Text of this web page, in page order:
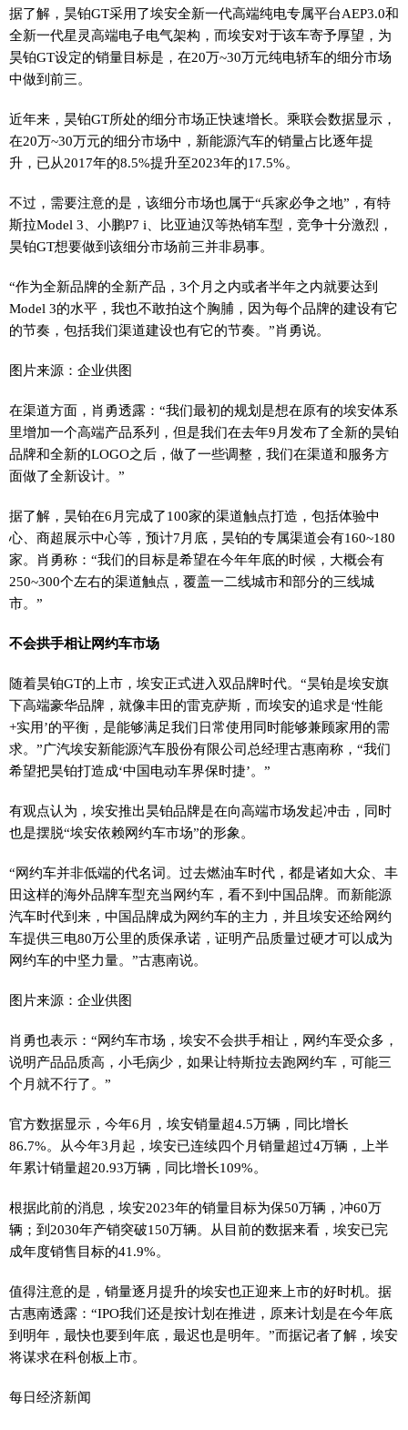
据了解，昊铂GT采用了埃安全新一代高端纯电专属平台AEP3.0和
全新一代星灵高端电子电气架构，而埃安对于该车寄予厚望，为
昊铂GT设定的销量目标是，在20万~30万元纯电轿车的细分市场
中做到前三。
近年来，昊铂GT所处的细分市场正快速增长。乘联会数据显示，
在20万~30万元的细分市场中，新能源汽车的销量占比逐年提
升，已从2017年的8.5%提升至2023年的17.5%。
不过，需要注意的是，该细分市场也属于“兵家必争之地”，有特
斯拉Model 3、小鹏P7 i、比亚迪汉等热销车型，竞争十分激烈，
昊铂GT想要做到该细分市场前三并非易事。
“作为全新品牌的全新产品，3个月之内或者半年之内就要达到
Model 3的水平，我也不敢拍这个胸脯，因为每个品牌的建设有它
的节奏，包括我们渠道建设也有它的节奏。”肖勇说。
图片来源：企业供图
在渠道方面，肖勇透露：“我们最初的规划是想在原有的埃安体系
里增加一个高端产品系列，但是我们在去年9月发布了全新的昊铂
品牌和全新的LOGO之后，做了一些调整，我们在渠道和服务方
面做了全新设计。”
据了解，昊铂在6月完成了100家的渠道触点打造，包括体验中
心、商超展示中心等，预计7月底，昊铂的专属渠道会有160~180
家。肖勇称：“我们的目标是希望在今年年底的时候，大概会有
250~300个左右的渠道触点，覆盖一二线城市和部分的三线城
市。”
不会拱手相让网约车市场
随着昊铂GT的上市，埃安正式进入双品牌时代。“昊铂是埃安旗
下高端豪华品牌，就像丰田的雷克萨斯，而埃安的追求是‘性能
+实用’的平衡，是能够满足我们日常使用同时能够兼顾家用的需
求。”广汽埃安新能源汽车股份有限公司总经理古惠南称，“我们
希望把昊铂打造成‘中国电动车界保时捷’。”
有观点认为，埃安推出昊铂品牌是在向高端市场发起冲击，同时
也是摆脱“埃安依赖网约车市场”的形象。
“网约车并非低端的代名词。过去燃油车时代，都是诸如大众、丰
田这样的海外品牌车型充当网约车，看不到中国品牌。而新能源
汽车时代到来，中国品牌成为网约车的主力，并且埃安还给网约
车提供三电80万公里的质保承诺，证明产品质量过硬才可以成为
网约车的中坚力量。”古惠南说。
图片来源：企业供图
肖勇也表示：“网约车市场，埃安不会拱手相让，网约车受众多，
说明产品品质高，小毛病少，如果让特斯拉去跑网约车，可能三
个月就不行了。”
官方数据显示，今年6月，埃安销量超4.5万辆，同比增长
86.7%。从今年3月起，埃安已连续四个月销量超过4万辆，上半
年累计销量超20.93万辆，同比增长109%。
根据此前的消息，埃安2023年的销量目标为保50万辆，冲60万
辆；到2030年产销突破150万辆。从目前的数据来看，埃安已完
成年度销售目标的41.9%。
值得注意的是，销量逐月提升的埃安也正迎来上市的好时机。据
古惠南透露：“IPO我们还是按计划在推进，原来计划是在今年底
到明年，最快也要到年底，最迟也是明年。”而据记者了解，埃安
将谋求在科创板上市。
每日经济新闻